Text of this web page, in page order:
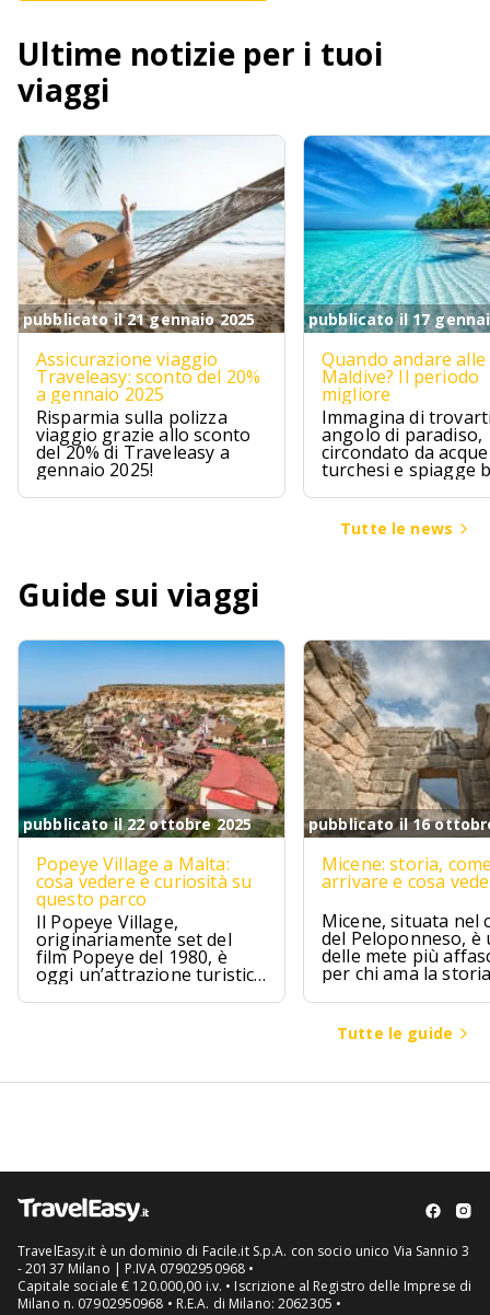
Ultime notizie per i tuoi
viaggi
pubblicato il 21 gennaio 2025
Assicurazione viaggio
Traveleasy: sconto del 20%
a gennaio 2025
Risparmia sulla polizza
viaggio grazie allo sconto
del 20% di Traveleasy a
gennaio 2025!
pubblicato il 17
Quando andare alle
Maldive? Il periodo
migliore
Immagina di
angolo di paradiso,
circondato da acque
turchesi e spiagge
Le Maldive sono
questo, un sogno
avvera per chi
un pizzico di
Tutte le news
Guide sui viaggi
pubblicato il 22 ottobre 2025
Popeye Village a Malta:
cosa vedere e curiosità su
questo parco
Il Popeye Village,
originariamente set del
film Popeye del 1980, è
oggi un’attrazione turistica
ad Anchor Bay, Malta.
pubblicato il 16
Micene: storia,
arrivare e cosa
Micene, situata nel
del Peloponneso, è
delle mete più
per chi ama la
l’archeologia.
Tutte le guide
TravelEasy.it è un dominio di Facile.it S.p.A. con socio unico Via Sannio 3
- 20137 Milano | P.IVA 07902950968 •
Capitale sociale € 120.000,00 i.v. • Iscrizione al Registro delle Imprese di
Milano n. 07902950968 • R.E.A. di Milano: 2062305 •